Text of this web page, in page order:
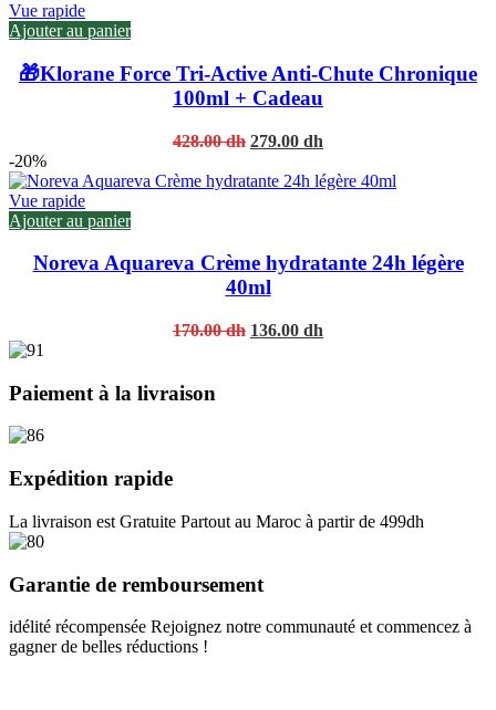
Vue rapide
Ajouter au panier
🎁Klorane Force Tri-Active Anti-Chute Chronique
100ml + Cadeau
428.00dh Original
was:
279.00 dh
is:
-20%
Vue rapide
Ajouter au panier
Noreva Aquareva Crème hydratante 24h légère
40ml
170.00dh Original
136.00 dh
Paiement à la livraison
Expédition rapide
La livraison est Gratuite Partout au Maroc à partir de 499dh
Garantie de remboursement
idélité récompensée Rejoignez notre communauté et commencez à
gagner de belles réductions !